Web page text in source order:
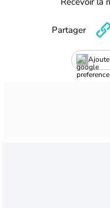
Partager